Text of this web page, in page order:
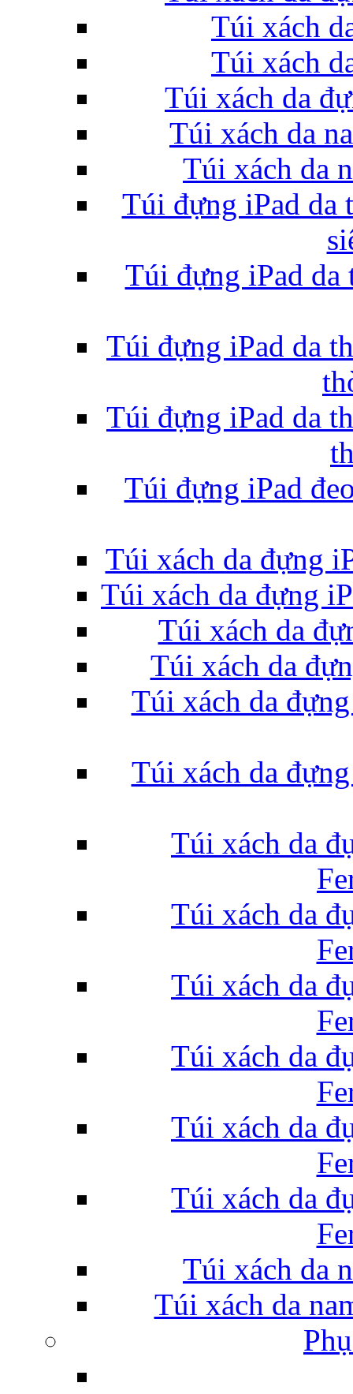
Túi xách
Túi xách
Túi xách da
Túi xách da
Túi xách da
Túi đựng iPad da
Túi đựng iPad da
Túi đựng iPad da
Túi đựng iPad da
Túi đựng iPad
Túi xách da đựng
Túi xách da đựng
Túi xách da
Túi xách da
Túi xách da
Túi xách da
Túi xách da
Túi xách da
Túi xách da
Túi xách da
Túi xách da
Túi xách da
Túi xách da
Túi xách da